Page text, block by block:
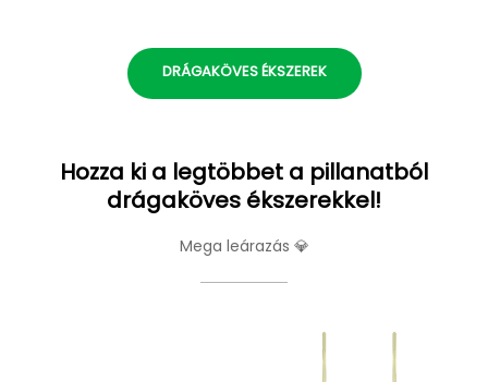
DRÁGAKÖVES ÉKSZEREK
Hozza ki a legtöbbet a pillanatból
drágaköves ékszerekkel!
Mega leárazás 💎